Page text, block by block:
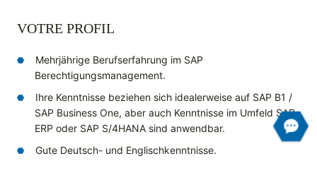
VOTRE PROFIL
Mehrjährige Berufserfahrung im SAP
Berechtigungsmanagement.
Ihre Kenntnisse beziehen sich idealerweise auf SAP B1 /
SAP Business One, aber auch Kenntnisse im Umfeld SAP
ERP oder SAP S/4HANA sind anwendbar.
Gute Deutsch- und Englischkenntnisse.